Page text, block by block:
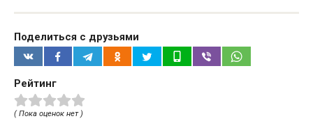
Поделиться с друзьями
Рейтинг
( Пока оценок нет )